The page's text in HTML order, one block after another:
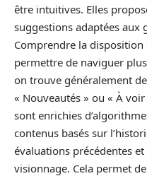
être intuitives. Elles
suggestions adaptées aux
Comprendre la disposition
permettre de naviguer
on trouve généralement
« Nouveautés » ou « À
sont enrichies
contenus basés sur
évaluations précédentes
visionnage. Cela permet